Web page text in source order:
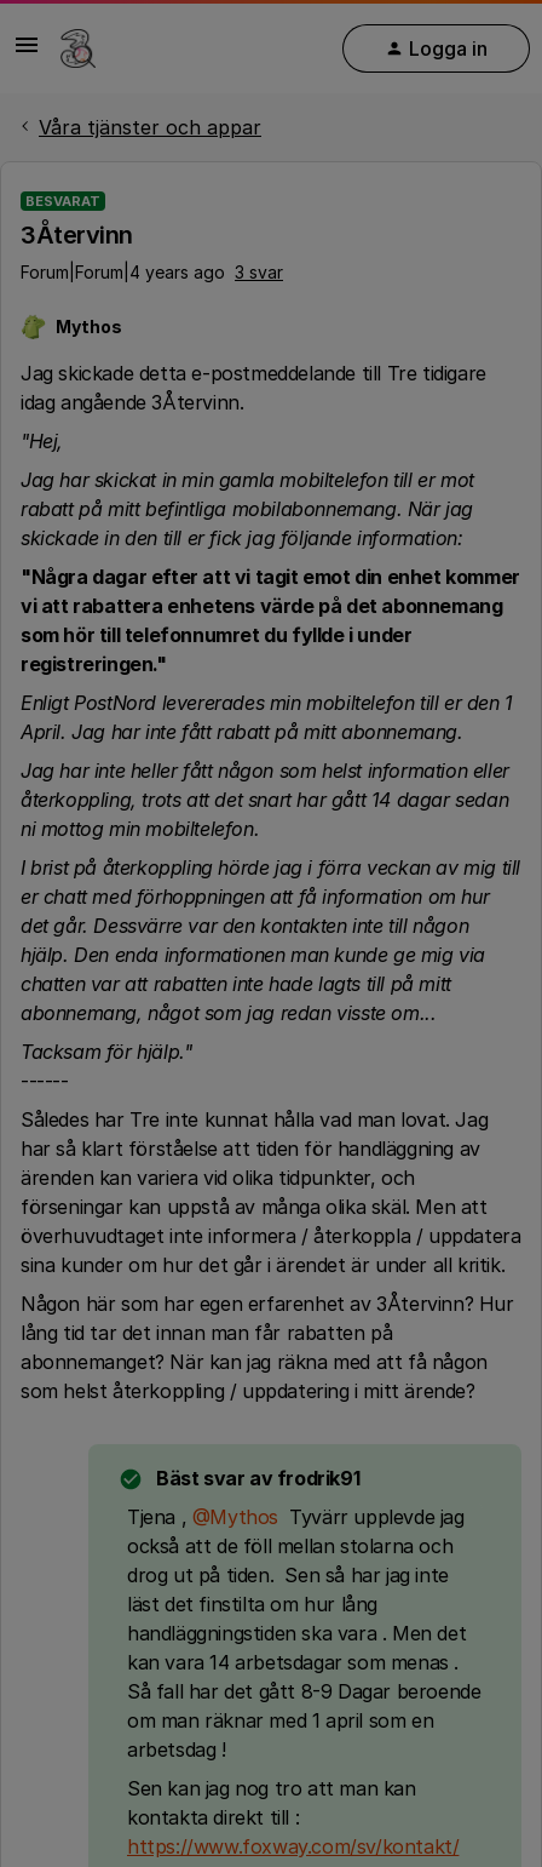
Logga in
Våra tjänster och appar
BESVARAT
3Återvinn
Forum|Forum|4 years ago 3 svar
Mythos
Jag skickade detta e-postmeddelande till Tre tidigare
idag angående 3Återvinn.
"Hej,
Jag har skickat in min gamla mobiltelefon till er mot
rabatt på mitt befintliga mobilabonnemang. När jag
skickade in den till er fick jag följande information:
"Några dagar efter att vi tagit emot din enhet kommer
vi att rabattera enhetens värde på det abonnemang
som hör till telefonnumret du fyllde i under
registreringen."
Enligt PostNord levererades min mobiltelefon till er den 1
April. Jag har inte fått rabatt på mitt abonnemang.
Jag har inte heller fått någon som helst information eller
återkoppling, trots att det snart har gått 14 dagar sedan
ni mottog min mobiltelefon.
I brist på återkoppling hörde jag i förra veckan av mig till
er chatt med förhoppningen att få information om hur
det går. Dessvärre var den kontakten inte till någon
hjälp. Den enda informationen man kunde ge mig via
chatten var att rabatten inte hade lagts till på mitt
abonnemang, något som jag redan visste om...
Tacksam för hjälp."
------
Således har Tre inte kunnat hålla vad man lovat. Jag
har så klart förståelse att tiden för handläggning av
ärenden kan variera vid olika tidpunkter, och
förseningar kan uppstå av många olika skäl. Men att
överhuvudtaget inte informera / återkoppla / uppdatera
sina kunder om hur det går i ärendet är under all kritik.
Någon här som har egen erfarenhet av 3Återvinn? Hur
lång tid tar det innan man får rabatten på
abonnemanget? När kan jag räkna med att få någon
som helst återkoppling / uppdatering i mitt ärende?
Bäst svar av frodrik91
Tjena , @Mythos Tyvärr upplevde jag
också att de föll mellan stolarna och
drog ut på tiden. Sen så har jag inte
läst det finstilta om hur lång
handläggningstiden ska vara . Men det
kan vara 14 arbetsdagar som menas .
Så fall har det gått 8-9 Dagar beroende
om man räknar med 1 april som en
arbetsdag !
Sen kan jag nog tro att man kan
kontakta direkt till :
https://www.foxway.com/sv/kontakt/